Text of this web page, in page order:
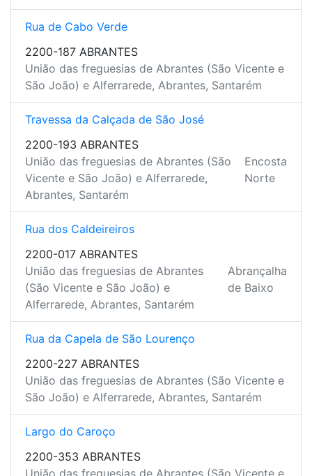
Rua de Cabo Verde
2200-187 ABRANTES
União das freguesias de Abrantes (São Vicente e
São João) e Alferrarede, Abrantes, Santarém
Travessa da Calçada de São José
2200-193 ABRANTES
União das freguesias de Abrantes (São
Vicente e São João) e Alferrarede,
Abrantes, Santarém
Encosta
Norte
Rua dos Caldeireiros
2200-017 ABRANTES
União das freguesias de Abrantes
(São Vicente e São João) e
Alferrarede, Abrantes, Santarém
Abrançalha
de Baixo
Rua da Capela de São Lourenço
2200-227 ABRANTES
União das freguesias de Abrantes (São Vicente e
São João) e Alferrarede, Abrantes, Santarém
Largo do Caroço
2200-353 ABRANTES
União das freguesias de Abrantes (São Vicente e